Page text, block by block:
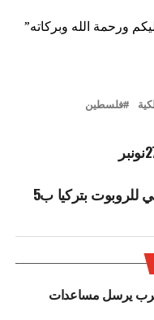
ورحمة الله وبركاته”
فلسطين
المغرب يشارك في الأولمبياد العالمي للروبوت بتركيا ب5
يرسل مساعدات